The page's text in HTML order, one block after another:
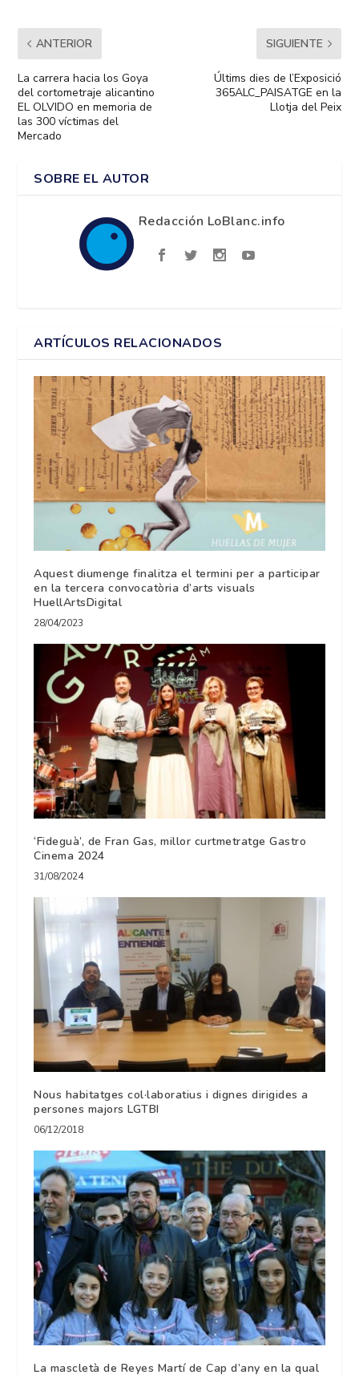
ANTERIOR
La carrera hacia los Goya
del cortometraje alicantino
EL OLVIDO en memoria de
las 300 víctimas del
Mercado
SIGUIENTE
Últims dies de l’Exposició
365ALC_PAISATGE en la
Llotja del Peix
SOBRE EL AUTOR
Redacción LoBlanc.info
ARTÍCULOS RELACIONADOS
Aquest diumenge finalitza el termini per a participar
en la tercera convocatòria d’arts visuals
HuellArtsDigital
28/04/2023
‘Fideguà’, de Fran Gas, millor curtmetratge Gastro
Cinema 2024
31/08/2024
Nous habitatges col·laboratius i dignes dirigides a
persones majors LGTBI
06/12/2018
La mascletà de Reyes Martí de Cap d’any en la qual